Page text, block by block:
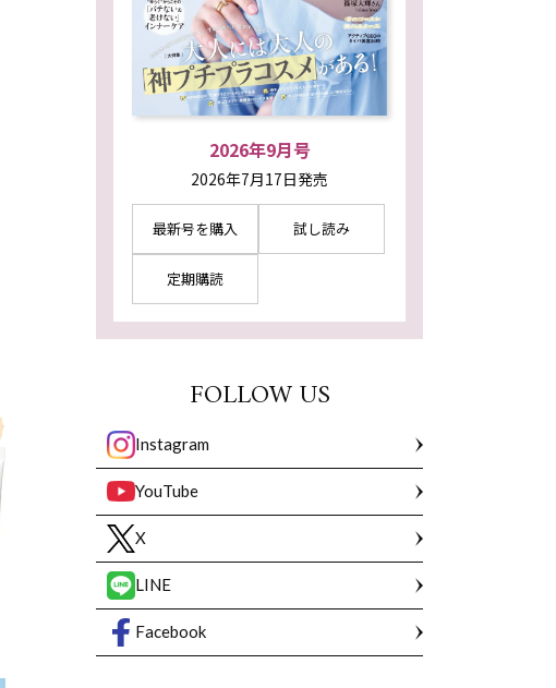
2026年9月号
2026年7月17日発売
最新号を購入 試し読み
定期購読
FOLLOW US
Instagram
YouTube
X
LINE
Facebook